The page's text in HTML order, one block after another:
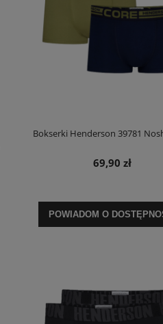
DO KOSZYKA
Koszula henderson 44478 Edris damska
Bokserki Henderson 39781
69,90 zł
POWIADOM O